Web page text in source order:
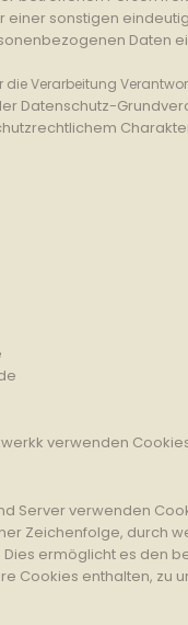
einer sonstigen
Daten
die Verarbeitung
Datenschutz-
verwenden
Server verwenden
Zeichenfolge, durch
ermöglicht es den
Cookies enthalten, zu